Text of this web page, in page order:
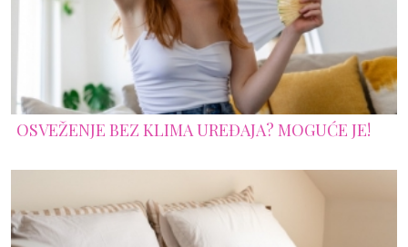
OSVEŽENJE BEZ KLIMA UREĐAJA? MOGUĆE JE!